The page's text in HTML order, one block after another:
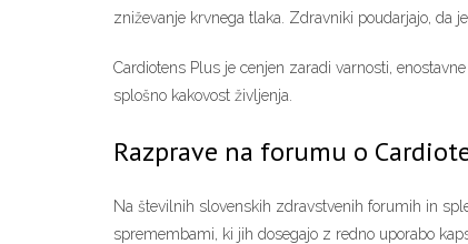
zniževanje krvnega tlaka. Zdravniki poudarjajo, da
Cardiotens Plus je cenjen zaradi varnosti,
splošno kakovost življenja.
Razprave na forumu o
Na številnih slovenskih zdravstvenih forumih in
spremembami, ki jih dosegajo z redno uporabo